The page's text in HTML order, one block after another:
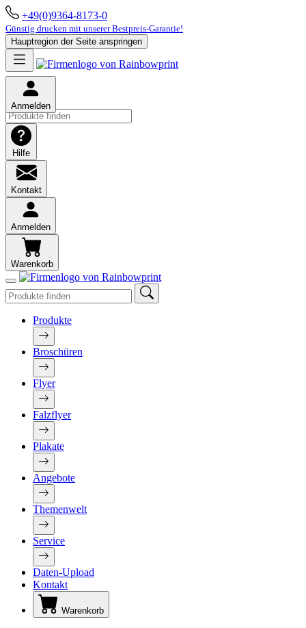
+49(0)9364-8173-0
Günstig drucken mit unserer Bestpreis-Garantie!
Hauptregion der Seite anspringen
Anmelden
Hilfe
Kontakt
Anmelden
Warenkorb
Produkte
Broschüren
Flyer
Falzflyer
Plakate
Angebote
Themenwelt
Service
Daten-Upload
Kontakt
Warenkorb